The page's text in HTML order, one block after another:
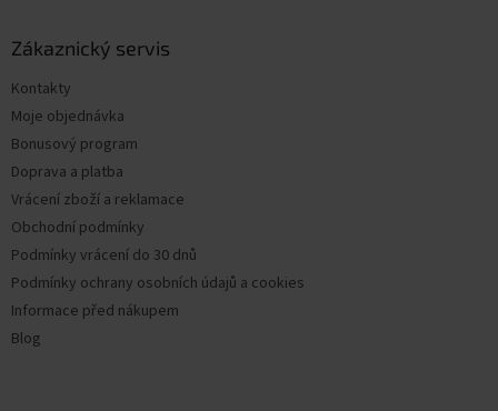
Zákaznický servis
Kontakty
Moje objednávka
Bonusový program
Doprava a platba
Vrácení zboží a reklamace
Obchodní podmínky
Podmínky vrácení do 30 dnů
Podmínky ochrany osobních údajů a cookies
Informace před nákupem
Blog